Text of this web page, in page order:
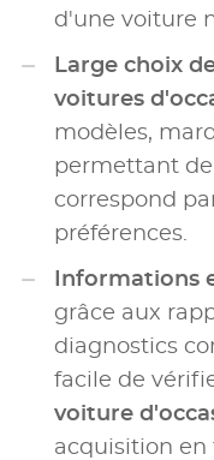
d'une voiture
Large choix
voitures
modèles,
permettant
correspond
préférences.
Informations
grâce aux
diagnostics
facile de
voiture
acquisition en